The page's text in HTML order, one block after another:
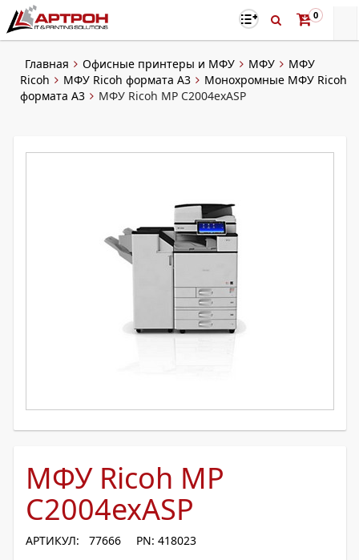
0
Главная Офисные принтеры и МФУ МФУ
МФУ
Ricoh
МФУ Ricoh формата A3
Монохромные МФУ Ricoh
формата А3
МФУ Ricoh MP C2004exASP
МФУ Ricoh MP
C2004exASP
АРТИКУЛ: 77666 PN: 418023